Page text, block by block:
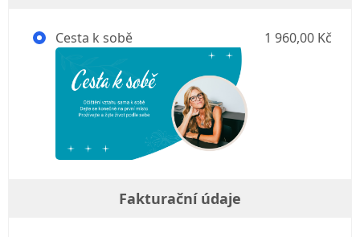
Cesta k sobě 1 960,00 Kč
Fakturační údaje